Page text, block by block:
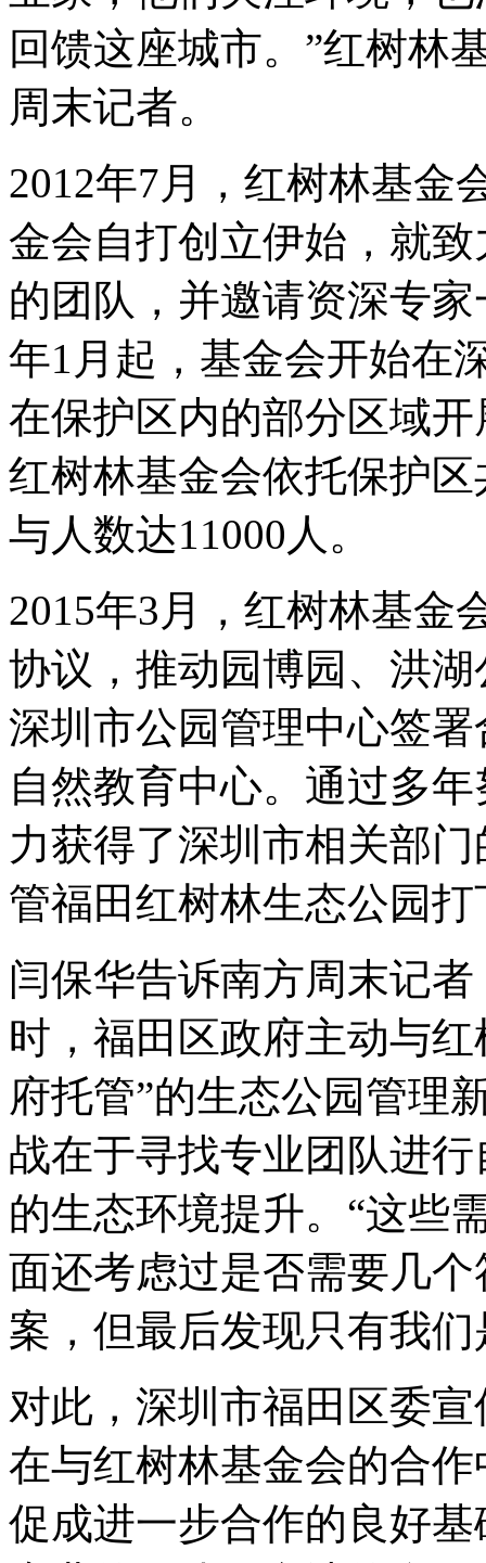
回馈这座城市。”红树林
周末记者。
2012年7月，红树林基金
金会自打创立伊始，就
的团队，并邀请资深专
年1月起，基金会开始在
在保护区内的部分区域
红树林基金会依托保护
与人数达11000人。
2015年3月，红树林基金
协议，推动园博园、洪
深圳市公园管理中心签
自然教育中心。通过多
力获得了深圳市相关部
管福田红树林生态公园
闫保华告诉南方周末记
时，福田区政府主动与
府托管”的生态公园管理
战在于寻找专业团队进
的生态环境提升。“这些
面还考虑过是否需要几
案，但最后发现只有我
对此，深圳市福田区委
在与红树林基金会的合
促成进一步合作的良好